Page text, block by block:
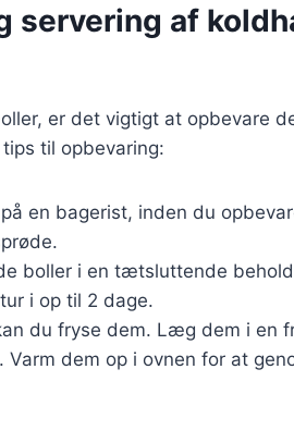
servering af
er det vigtigt at opbevare
til opbevaring:
en bagerist, inden du
boller i en tætsluttende
i op til 2 dage.
du fryse dem. Læg dem i en
dem op i ovnen for at